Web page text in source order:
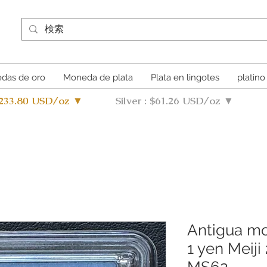
de oro Moneda de plata Plata en lingotes platino
USD/oz ▼ Silver : $61.26 USD/oz ▼
Antigua
1 yen Meiji